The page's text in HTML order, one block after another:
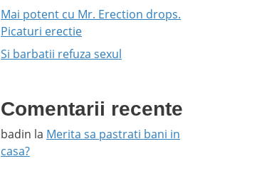
Mai potent cu Mr. Erection drops.
Picaturi erectie
Si barbatii refuza sexul
Comentarii recente
badin la Merita sa pastrati bani in
casa?